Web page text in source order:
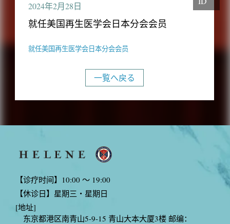
2024年2月28日
就任美国再生医学会日本分会会员
就任美国再生医学会日本分会会员
一覧へ戻る
【诊疗时间】10:00 〜 19:00
【休诊日】星期三・星期日
[地址]
东京都港区南青山5-9-15 青山大本大厦3楼 邮编：